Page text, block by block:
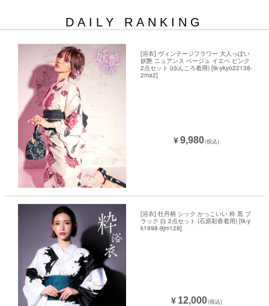
DAILY RANKING
[浴衣] ヴィンテージフラワー 大人っぽい
妖艶 ニュアンス ベージュ イエベ ピンク
2点セット (ゆんころ着用) [tk-ykyo22138-
2ma2]
¥ 9,980(税込)
[浴衣] 牡丹柄 シック かっこいい 粋 黒 ブ
ラック 白 2点セット (石原彩香着用) [tk-y
k1998-9jm128]
¥ 12,000(税込)